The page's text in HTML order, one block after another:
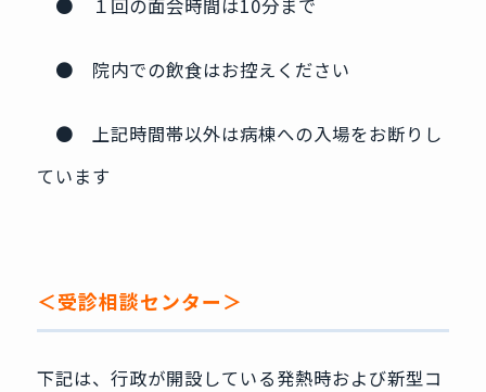
● １回の面会時間は10分まで
● 院内での飲食はお控えください
● 上記時間帯以外は病棟への入場をお断りし
ています
＜受診相談センター＞
下記は、行政が開設している発熱時および新型コ